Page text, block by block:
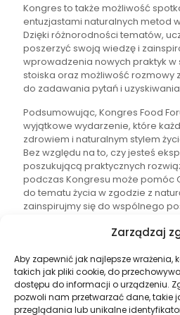
Zarządzaj
Aby zapewnić jak najlepsze wrażenia,
takich jak pliki cookie, do
dostępu do informacji o urządzeniu.
pozwoli nam przetwarzać dane, takie
przeglądania lub unikalne
Kongres to także możliwość
entuzjastami naturalnych metod
Dzięki różnorodności tematów,
poszerzyć swoją wiedzę i
wprowadzenia nowych praktyk w
stoiska oraz możliwość rozmowy
do zadawania pytań i
Podsumowując, Kongres Food
wyjątkowe wydarzenie, które
zdrowiem i naturalnym stylem
Bez względu na to, czy jesteś
poszukującą praktycznych
podczas Kongresu może pomóc
do tematu życia w zgodzie z
zainspirujmy się do wspólnego